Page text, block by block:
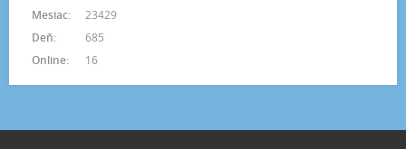
Online: 16
Mesiac:
23429
Deň:
685